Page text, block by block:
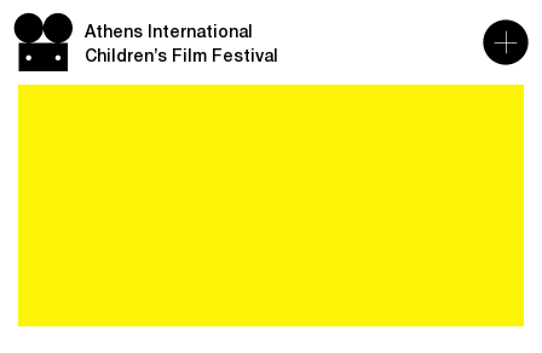
Athens International
Children’s Film Festival